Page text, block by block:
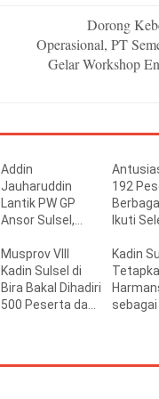
Dorong
Operasional, PT
Gelar Workshop
Addin
Jauharuddin
Lantik PW GP
Ansor Sulsel,
Kompeten,
Kreatif, dan Siap
Wujudkan
Ketahanan
192
Ikuti
Sekolah
Musprov VIII
Kadin Sulsel di
Bira Bakal Dihadiri
500 Peserta dan
Kadin
sebagai